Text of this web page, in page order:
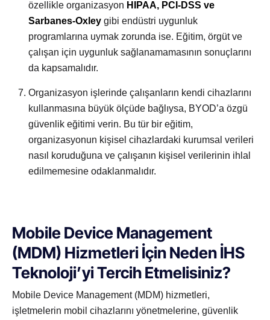
özellikle organizasyon HIPAA, PCI-DSS ve
Sarbanes-Oxley gibi endüstri uygunluk
programlarına uymak zorunda ise. Eğitim, örgüt ve
çalışan için uygunluk sağlanamamasının sonuçlarını
da kapsamalıdır.
Organizasyon işlerinde çalışanların kendi cihazlarını
kullanmasına büyük ölçüde bağlıysa, BYOD’a özgü
güvenlik eğitimi verin. Bu tür bir eğitim,
organizasyonun kişisel cihazlardaki kurumsal verileri
nasıl koruduğuna ve çalışanın kişisel verilerinin ihlal
edilmemesine odaklanmalıdır.
Mobile Device Management
(MDM) Hizmetleri İçin Neden İHS
Teknoloji’yi Tercih Etmelisiniz?
Mobile Device Management (MDM) hizmetleri,
işletmelerin mobil cihazlarını yönetmelerine, güvenlik